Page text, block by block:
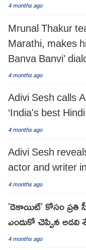
4 months ago
Mrunal Thakur
Marathi, makes
Banva Banvi’
4 months ago
Adivi Sesh calls
‘India's best
4 months ago
Adivi Sesh
actor and writer
4 months ago
'డెకాయిట్' కోసం ప్రతి
ఎందుకో చెప్పిన అడవి
4 months ago